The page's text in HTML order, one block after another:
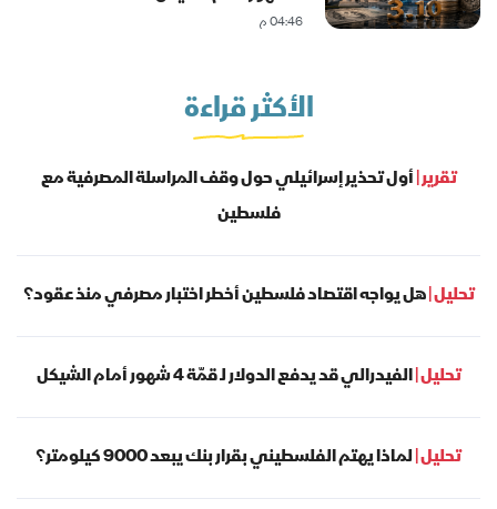
04:46 م
الأكثر قراءة
تقرير |أول تحذير إسرائيلي حول وقف المراسلة المصرفية مع
فلسطين
تحليل |هل يواجه اقتصاد فلسطين أخطر اختبار مصرفي منذ عقود؟
تحليل |الفيدرالي قد يدفع الدولار لـ قمّة 4 شهور أمام الشيكل
تحليل |لماذا يهتم الفلسطيني بقرار بنك يبعد 9000 كيلومتر؟